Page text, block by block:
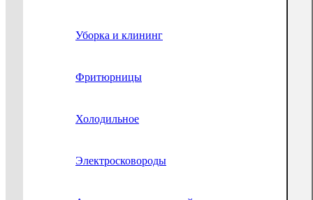
Уборка и клининг
Фритюрницы
Холодильное
Электросковороды